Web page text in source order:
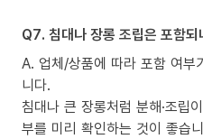
Q7. 침대나 장롱 조립은 포함되
A. 업체/상품에 따라 포함 여부
니다.
침대나 큰 장롱처럼 분해·조립
부를 미리 확인하는 것이 좋습